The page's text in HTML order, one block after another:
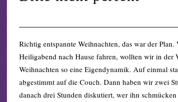
Richtig entspannte Weihnachten, das war der
Heiligabend nach Hause fahren, wollten wir in
Weihnachten so eine Eigendynamik. Auf einmal
abgestimmt auf die Couch. Dann haben wir zwei
danach drei Stunden diskutiert, wer ihn